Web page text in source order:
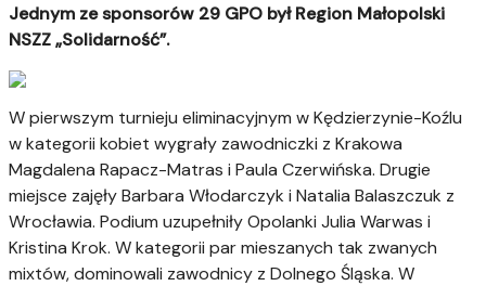
Jednym ze sponsorów 29 GPO był Region Małopolski
NSZZ „Solidarność”.
W pierwszym turnieju eliminacyjnym w Kędzierzynie-Koźlu
w kategorii kobiet wygrały zawodniczki z Krakowa
Magdalena Rapacz-Matras i Paula Czerwińska. Drugie
miejsce zajęły Barbara Włodarczyk i Natalia Balaszczuk z
Wrocławia. Podium uzupełniły Opolanki Julia Warwas i
Kristina Krok. W kategorii par mieszanych tak zwanych
mixtów, dominowali zawodnicy z Dolnego Śląska. W